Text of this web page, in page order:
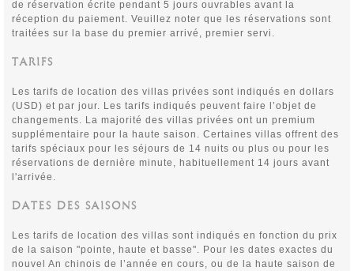
de réservation écrite pendant 5 jours ouvrables avant la
réception du paiement. Veuillez noter que les réservations sont
traitées sur la base du premier arrivé, premier servi.
TARIFS
Les tarifs de location des villas privées sont indiqués en dollars
(USD) et par jour. Les tarifs indiqués peuvent faire l’objet de
changements. La majorité des villas privées ont un premium
supplémentaire pour la haute saison. Certaines villas offrent des
tarifs spéciaux pour les séjours de 14 nuits ou plus ou pour les
réservations de dernière minute, habituellement 14 jours avant
l'arrivée.
DATES DES SAISONS
Les tarifs de location des villas sont indiqués en fonction du prix
de la saison "pointe, haute et basse". Pour les dates exactes du
nouvel An chinois de l’année en cours, ou de la haute saison de